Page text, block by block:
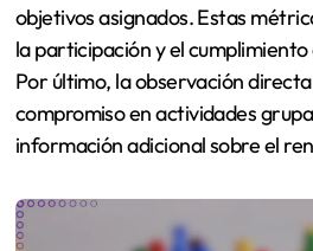
objetivos asignados. Estas
la participación y el
Por último, la observación
compromiso en actividades
información adicional sobre el